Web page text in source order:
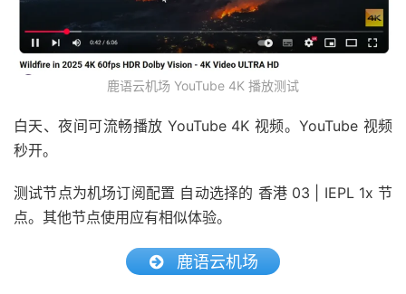
鹿语云机场 YouTube 4K 播放测试
白天、夜间可流畅播放 YouTube 4K 视频。YouTube 视频
秒开。
测试节点为机场订阅配置 自动选择的 香港 03 | IEPL 1x 节
点。其他节点使用应有相似体验。
鹿语云机场